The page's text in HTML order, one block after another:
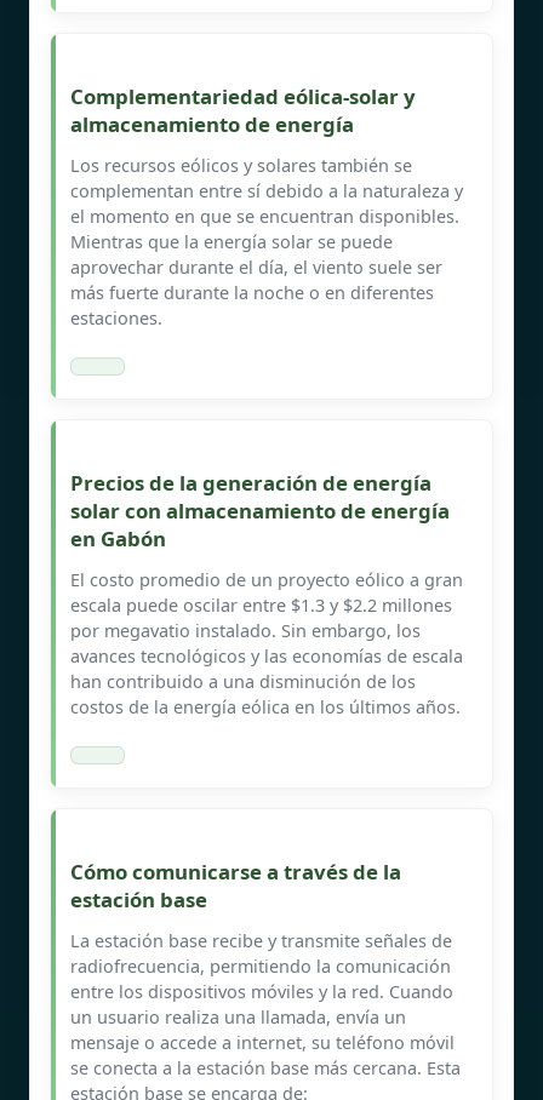
Complementariedad eólica-solar y
almacenamiento de energía
Los recursos eólicos y solares también se
complementan entre sí debido a la naturaleza y
el momento en que se encuentran disponibles.
Mientras que la energía solar se puede
aprovechar durante el día, el viento suele ser
más fuerte durante la noche o en diferentes
estaciones.
Precios de la generación de energía
solar con almacenamiento de energía
en Gabón
El costo promedio de un proyecto eólico a gran
escala puede oscilar entre $1.3 y $2.2 millones
por megavatio instalado. Sin embargo, los
avances tecnológicos y las economías de escala
han contribuido a una disminución de los
costos de la energía eólica en los últimos años.
Cómo comunicarse a través de la
estación base
La estación base recibe y transmite señales de
radiofrecuencia, permitiendo la comunicación
entre los dispositivos móviles y la red. Cuando
un usuario realiza una llamada, envía un
mensaje o accede a internet, su teléfono móvil
se conecta a la estación base más cercana. Esta
estación base se encarga de: